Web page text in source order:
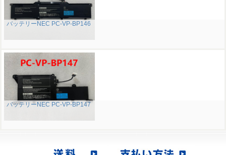
バッテリーNEC PC-VP-BP146
バッテリーNEC PC-VP-BP147